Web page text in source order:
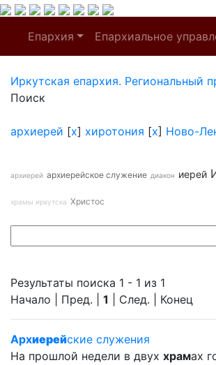
Епархия Епархиальное
Иркутская епархия. Региональный
Поиск
архиерей [x] хиротония [x] Ново-
архиерей архиерейское служение диакон иерей
храмы иркутска Христос
Результаты поиска 1 - 1 из 1
Начало | Пред. | 1 | След. | Конец
Архиерейские служения
На прошлой недели в двух храмах